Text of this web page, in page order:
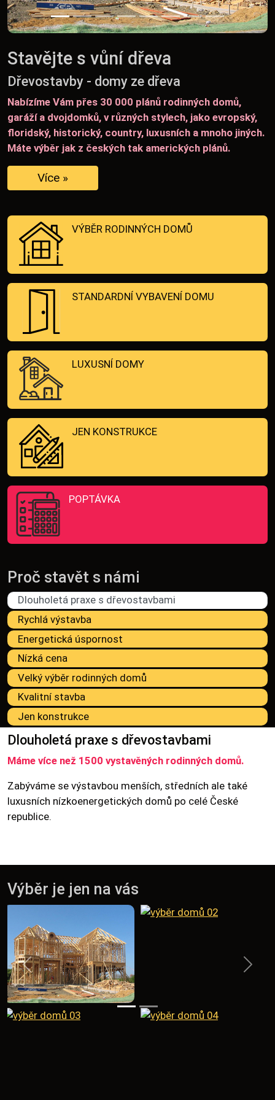
Stavějte s vůní dřeva
Dřevostavby - domy ze dřeva
Nabízíme Vám přes 30 000 plánů rodinných domů,
garáží a dvojdomků, v různých stylech, jako evropský,
floridský, historický, country, luxusních a mnoho jiných.
Máte výběr jak z českých tak amerických plánů.
Více »
VÝBĚR RODINNÝCH DOMŮ
STANDARDNÍ VYBAVENÍ DOMU
LUXUSNÍ DOMY
JEN KONSTRUKCE
POPTÁVKA
Proč stavět s námi
Dlouholetá praxe s dřevostavbami
Rychlá výstavba
Energetická úspornost
Nízká cena
Velký výběr rodinných domů
Kvalitní stavba
Jen konstrukce
Dlouholetá praxe s dřevostavbami
Máme více než 1500 vystavěných rodinných domů.
Zabýváme se výstavbou menších, středních ale také
luxusních nízkoenergetických domů po celé České
republice.
Výběr je jen na vás
Předchozí